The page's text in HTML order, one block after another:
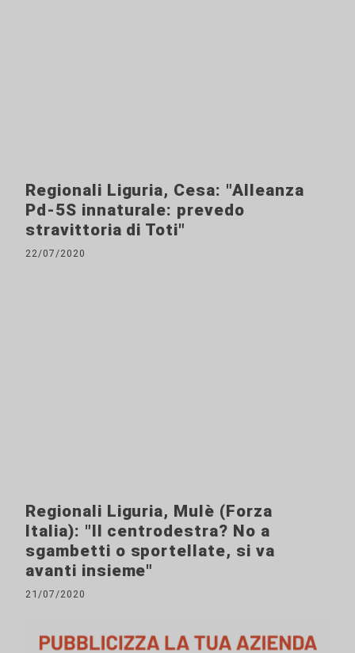
Regionali Liguria, Cesa: "Alleanza
Pd-5S innaturale: prevedo
stravittoria di Toti"
22/07/2020
Regionali Liguria, Mulè (Forza
Italia): "Il centrodestra? No a
sgambetti o sportellate, si va
avanti insieme"
21/07/2020